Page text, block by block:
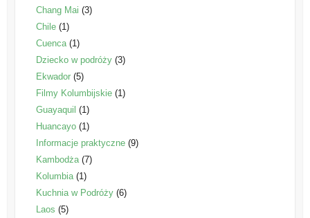
Chang Mai (3)
Chile(1)
Cuenca(1)
Dziecko w podróży(3)
Ekwador(5)
Filmy Kolumbijskie(1)
Guayaquil (1)
Huancayo(1)
Informacje praktyczne(9)
Kambodża(7)
Kolumbia(1)
Kuchnia w Podróży(6)
Laos (5)